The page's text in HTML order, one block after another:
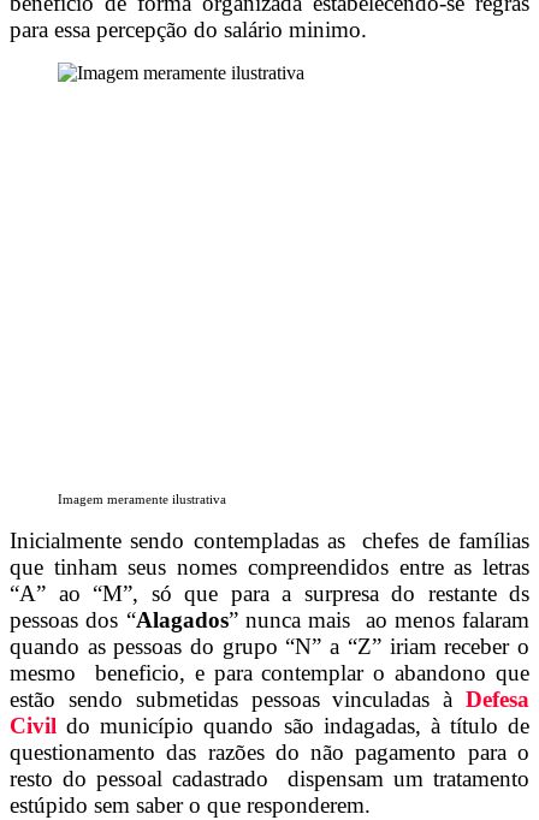
para essa percepção do salário minimo.
Imagem meramente ilustrativa
Inicialmente sendo contempladas as chefes de famílias
que tinham seus nomes compreendidos entre as letras
“A” ao “M”, só que para a surpresa do restante ds
pessoas dos “Alagados” nunca mais ao menos falaram
quando as pessoas do grupo “N” a “Z” iriam receber o
mesmo beneficio, e para contemplar o abandono que
estão sendo submetidas pessoas vinculadas à Defesa
Civil do município quando são indagadas, à título de
questionamento das razões do não pagamento para o
resto do pessoal cadastrado dispensam um tratamento
estúpido sem saber o que responderem.